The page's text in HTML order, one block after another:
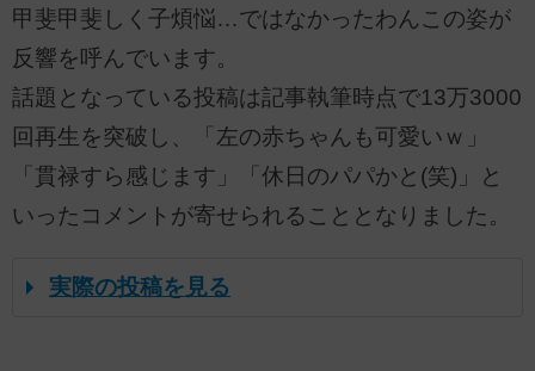
甲斐甲斐しく子煩悩…ではなかったわんこの姿が
反響を呼んでいます。
話題となっている投稿は記事執筆時点で13万3000
回再生を突破し、「左の赤ちゃんも可愛いｗ」
「貫禄すら感じます」「休日のパパかと(笑)」と
いったコメントが寄せられることとなりました。
実際の投稿を見る